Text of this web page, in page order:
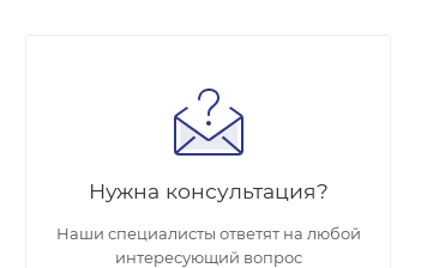
Нужна консультация?
Наши специалисты ответят на любой
интересующий вопрос